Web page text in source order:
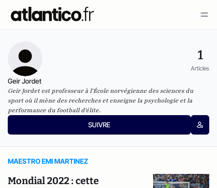
1
Articles
Geir Jordet
Geir Jordet est professeur à l'École norvégienne des sciences du
sport où il mène des recherches et enseigne la psychologie et la
performance du football d'élite.
SUIVRE
MAESTRO EMI MARTINEZ
Mondial 2022 : cette